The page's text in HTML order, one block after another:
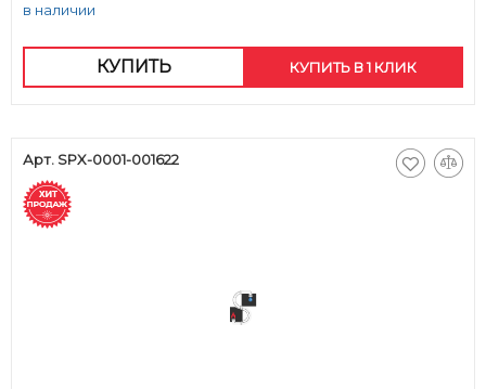
в наличии
КУПИТЬ КУПИТЬ В 1 КЛИК
Арт. SPX-0001-001622